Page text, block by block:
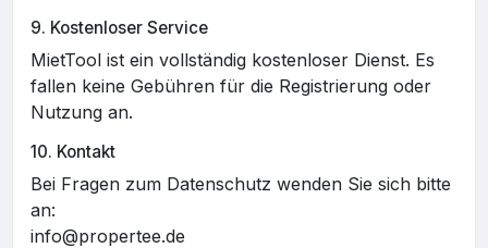
9. Kostenloser Service
MietTool ist ein vollständig kostenloser Dienst. Es
fallen keine Gebühren für die Registrierung oder
Nutzung an.
10. Kontakt
Bei Fragen zum Datenschutz wenden Sie sich bitte
an:
info@propertee.de